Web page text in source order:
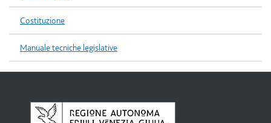
Costituzione
Manuale tecniche legislative